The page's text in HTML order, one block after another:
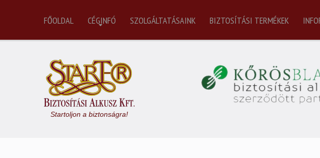
FŐOLDAL CÉGINFÓ SZOLGÁLTATÁSAINK BIZTOSÍTÁSI TERMÉKEK
Startoljon a biztonságra!